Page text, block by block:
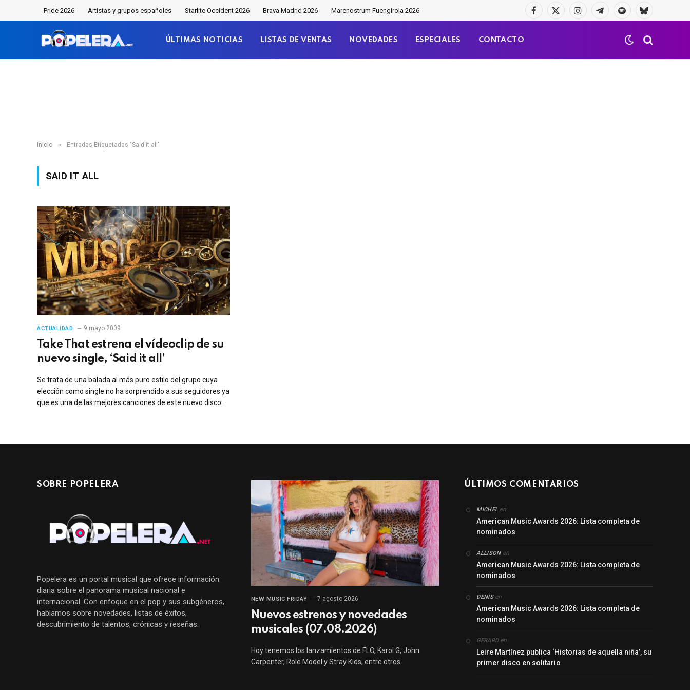
Pride 2026 Artistas y grupos españoles Starlite Occident 2026 Brava Madrid 2026 Marenostrum Fuengirola 2026
Facebook
X
InstagramTelegramaSpotifyBluesky
ÚLTIMAS NOTICIAS LISTAS DE VENTAS NOVEDADES ESPECIALES CONTACTO
Inicio » Entradas Etiquetadas "Said it all"
SAID IT ALL
ACTUALIDAD 9 mayo 2009
Take That estrena el vídeoclip de su
nuevo single, ‘Said it all’
Se trata de una balada al más puro estilo del grupo cuya
elección como single no ha sorprendido a sus seguidores ya
que es una de las mejores canciones de este nuevo disco.
SOBRE POPELERA
Popelera es un portal musical que ofrece información
diaria sobre el panorama musical nacional e
internacional. Con enfoque en el pop y sus subgéneros,
hablamos sobre novedades, listas de éxitos,
descubrimiento de talentos, crónicas y reseñas.
NEW MUSIC FRIDAY 7 agosto 2026
Nuevos estrenos y novedades
musicales (07.08.2026)
Hoy tenemos los lanzamientos de FLO, Karol G, John
Carpenter, Role Model y Stray Kids, entre otros.
ÚLTIMOS COMENTARIOS
MICHEL en
American Music Awards 2026: Lista completa de
nominados
ALLISONen
American Music Awards 2026: Lista completa de
nominados
DENISen
American Music Awards 2026: Lista completa de
nominados
GERARDen
Leire Martínez publica ‘Historias de aquella niña’, su
primer disco en solitario